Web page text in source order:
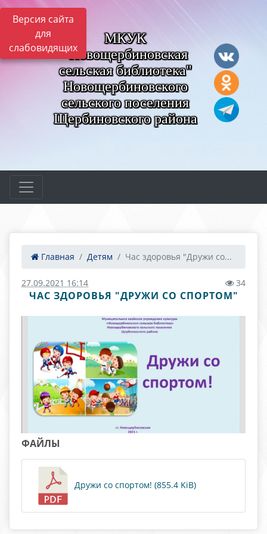
Версия сайта
для
слабовидящих
МКУК
"Новощербиновская
сельская библиотека"
Новощербиновского
сельского поселения
Щербиновского района
Главная Детям Час здоровья "Дружи со...
27.09.2021 16:14 34
ЧАС ЗДОРОВЬЯ "ДРУЖИ СО СПОРТОМ"
ФАЙЛЫ
Дружи со спортом! (855.4 KiB)